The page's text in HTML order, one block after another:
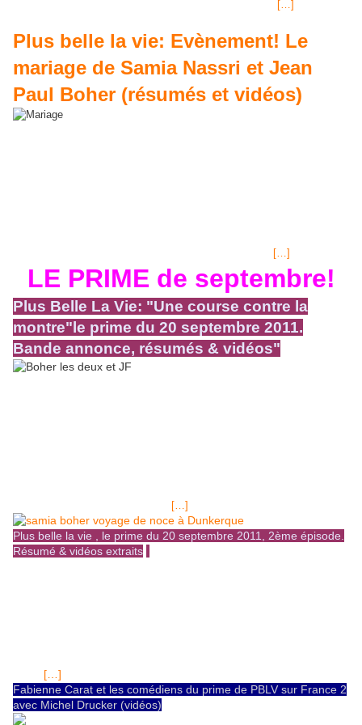
[…]
Plus belle la vie: Evènement! Le
mariage de Samia Nassri et Jean
Paul Boher (résumés et vidéos)
[…]
LE PRIME de septembre!
Plus Belle La Vie: "Une course contre la
montre"le prime du 20 septembre 2011.
Bande annonce, résumés & vidéos"
[…]
Plus belle la vie , le prime du 20 septembre 2011, 2ème épisode.
Résumé & vidéos extraits
[…]
Fabienne Carat et les comédiens du prime de PBLV sur France 2
avec Michel Drucker (vidéos)